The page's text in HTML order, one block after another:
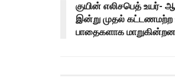
குயின் எலிசபெத் உயர்-
இன்று முதல் கட்டணமற்ற
பாதைகளாக